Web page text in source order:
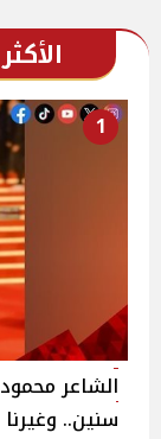
1
الشاعر
سنين.. وغيرنا